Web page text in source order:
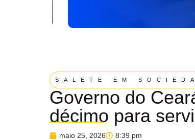
SALETE EM
Governo do
décimo para
maio 25, 2026 8:39 pm